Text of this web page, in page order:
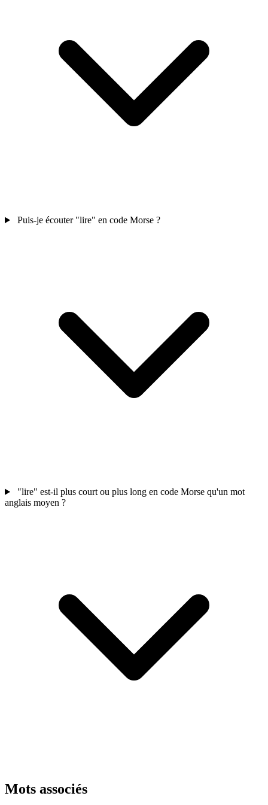
Puis-je écouter "lire" en code Morse ?
"lire" est-il plus court ou plus long en code Morse qu'un mot
anglais moyen ?
Mots associés